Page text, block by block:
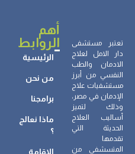
تعتبر مستشفى
دار الامل لعلاج
الادمان والطب
النفسي من أبرز
مستشفيات علاج
الإدمان في مصر،
وذلك لتميز
أساليب العلاج
الحديثة التي
تقدمها
المتسشفى من
أهم
الروابط
الرئيسية
من نحن
برامجنا
ماذا نعالج
؟
الإقامة